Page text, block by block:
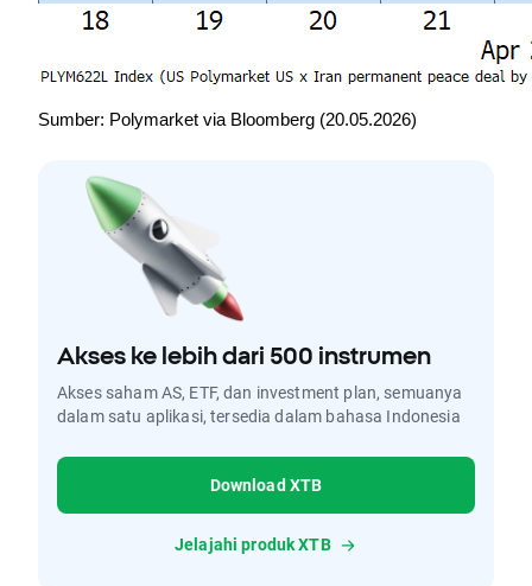
Sumber: Polymarket via Bloomberg (20.05.2026)
Akses ke lebih dari 500 instrumen
Akses saham AS, ETF, dan investment plan, semuanya
dalam satu aplikasi, tersedia dalam bahasa Indonesia
Download XTB
Jelajahi produk XTB